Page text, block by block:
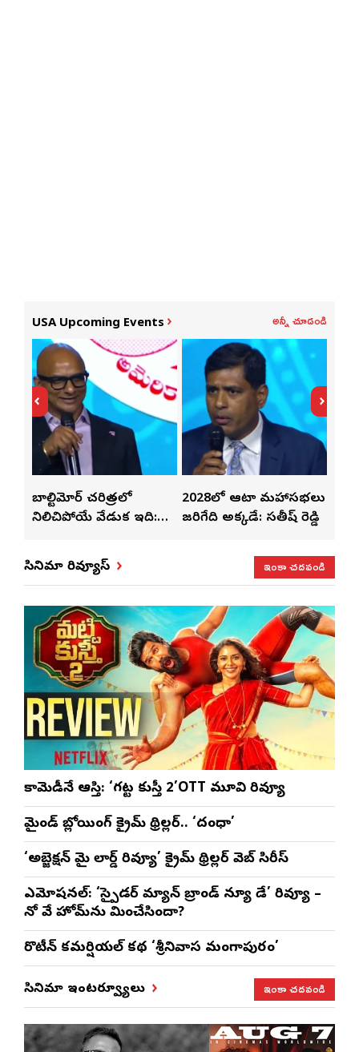
USA Upcoming Events అన్నీ చూడండి
బాల్టిమోర్ చరిత్రలో
నిలిచిపోయే వేడుక ఇది:
2028లో ఆటా మహాసభలు
జరిగేది అక్కడే: సతీష్ రెడ్డి
సినిమా రివ్యూస్ ఇంకా చదవండి
కామెడీనే ఆస్తి: ‘గట్ట కుస్తీ 2’OTT మూవి రివ్యూ
మైండ్ బ్లోయింగ్ క్రైమ్ థ్రిల్లర్.. ‘దంధా’
‘అబ్జెక్ష‌న్ మై లార్డ్ రివ్యూ’ క్రైమ్ థ్రిల్ల‌ర్ వెబ్ సిరీస్
ఎమోష‌న‌ల్‌: ‘స్పైడర్ మ్యాన్ బ్రాండ్ న్యూ డే’ రివ్యూ –
నో వే హోమ్‌ను మించేసిందా?
రొటీన్‌ కమర్షియల్‌ కథ ‘శ్రీనివాస మంగాపురం’
సినిమా ఇంటర్వ్యూలు ఇంకా చదవండి